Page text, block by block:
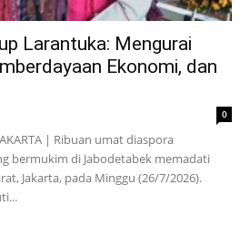
Larantuka: Mengurai
Ekonomi, dan
0
| Ribuan umat diaspora
bermukim di Jabodetabek memadati
Jakarta, pada Minggu (26/7/2026).